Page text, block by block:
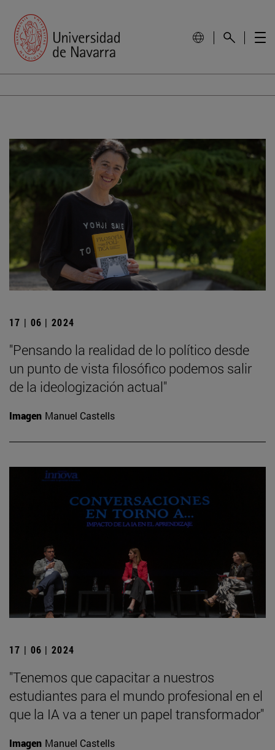
17 | 06 | 2024
"Pensando la realidad de lo político desde
un punto de vista filosófico podemos salir
de la ideologización actual"
Imagen Manuel Castells
17 | 06 | 2024
"Tenemos que capacitar a nuestros
estudiantes para el mundo profesional en el
que la IA va a tener un papel transformador"
Imagen Manuel Castells